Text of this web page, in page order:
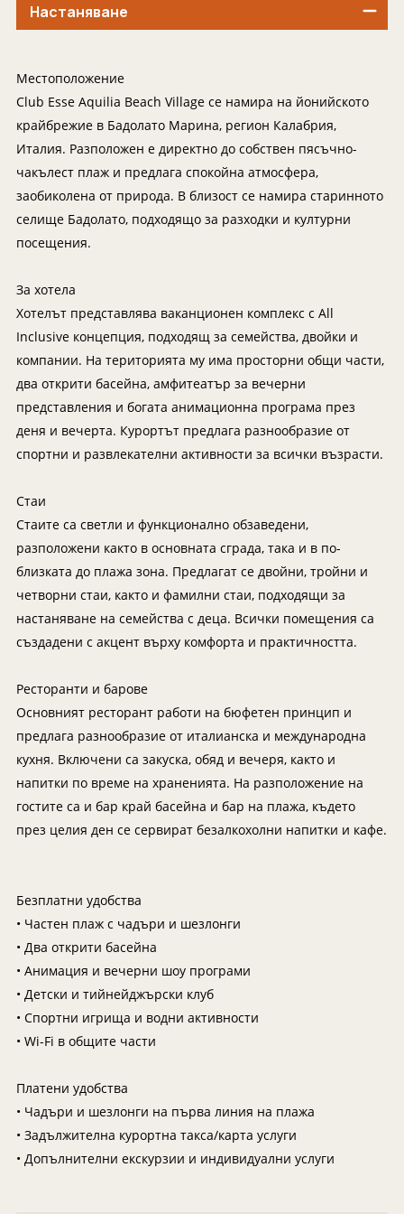
Екскурзии в Естония
Екскурзии в Катар
Екскурзии в Полша
Екскурзии в Сърбия
Екскурзии в Тунис
Екскурзии в Унгария
Екскурзии в Нидерландия
Екскурзии в Чехия
Екскурзии в Малта
Екскурзии в Португалия
Екскурзии в Румъния
Екскурзии в Северна Македония
Екскурзии в Словения
Екскурзии във Франция
Екскурзия в Египет
Екскурзии България
Екскурзии във Финландия
Екскурзии в Шотландия
Екскурзии в Русия
Екскурзии в Исландия
Екскурзии в Казакстан
Екскурзии в Нигерия
Екскурзии в Норвегия
Екскурзии в Узбекистан
Екскурзии в Канада
Индонезия
Иран
Китай
Колумбия
Коста Рика
Куба
Лаос
Мадагаскар
Малдиви
Малайзия
Мароко
Мексико
Намибия
Непал
Нова Зеландия
Оман
ОАЕ
Панама
Парагвай
Перу
Саудитска Арабия
Сингапур
Тайланд
Танзания
Уганда
Чили
Шри Ланка
Южна Африка
Южна Корея
Япония
Настаняване
Местоположение
Club Esse Aquilia Beach Village се намира на йонийското
крайбрежие в Бадолато Марина, регион Калабрия,
Италия. Разположен е директно до собствен пясъчно-
чакълест плаж и предлага спокойна атмосфера,
заобиколена от природа. В близост се намира старинното
селище Бадолато, подходящо за разходки и културни
посещения.
За хотела
Хотелът представлява ваканционен комплекс с All
Inclusive концепция, подходящ за семейства, двойки и
компании. На територията му има просторни общи части,
два открити басейна, амфитеатър за вечерни
представления и богата анимационна програма през
деня и вечерта. Курортът предлага разнообразие от
спортни и развлекателни активности за всички възрасти.
Стаи
Стаите са светли и функционално обзаведени,
разположени както в основната сграда, така и в по-
близката до плажа зона. Предлагат се двойни, тройни и
четворни стаи, както и фамилни стаи, подходящи за
настаняване на семейства с деца. Всички помещения са
създадени с акцент върху комфорта и практичността.
Ресторанти и барове
Основният ресторант работи на бюфетен принцип и
предлага разнообразие от италианска и международна
кухня. Включени са закуска, обяд и вечеря, както и
напитки по време на храненията. На разположение на
гостите са и бар край басейна и бар на плажа, където
през целия ден се сервират безалкохолни напитки и кафе.
Безплатни удобства
• Частен плаж с чадъри и шезлонги
• Два открити басейна
• Анимация и вечерни шоу програми
• Детски и тийнейджърски клуб
• Спортни игрища и водни активности
• Wi-Fi в общите части
Платени удобства
• Чадъри и шезлонги на първа линия на плажа
• Задължителна курортна такса/карта услуги
• Допълнителни екскурзии и индивидуални услуги